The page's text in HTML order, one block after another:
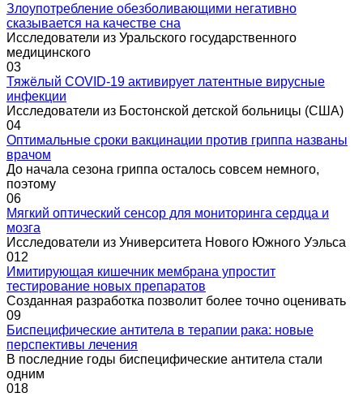
Злоупотребление обезболивающими негативно
сказывается на качестве сна
Исследователи из Уральского государственного
медицинского
03
Тяжёлый COVID-19 активирует латентные вирусные
инфекции
Исследователи из Бостонской детской больницы (США)
04
Оптимальные сроки вакцинации против гриппа названы
врачом
До начала сезона гриппа осталось совсем немного,
поэтому
06
Мягкий оптический сенсор для мониторинга сердца и
мозга
Исследователи из Университета Нового Южного Уэльса
012
Имитирующая кишечник мембрана упростит
тестирование новых препаратов
Созданная разработка позволит более точно оценивать
09
Биспецифические антитела в терапии рака: новые
перспективы лечения
В последние годы биспецифические антитела стали
одним
018